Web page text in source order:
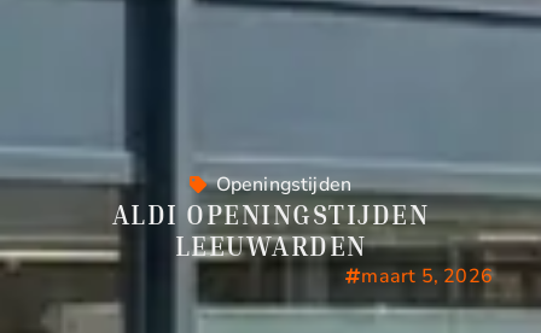
Openingstijden
ALDI OPENINGSTIJDEN
LEEUWARDEN
maart 5, 2026